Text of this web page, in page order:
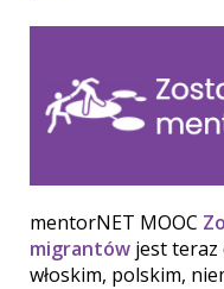
mentorNET MOOC
migrantów jest teraz
włoskim, polskim,